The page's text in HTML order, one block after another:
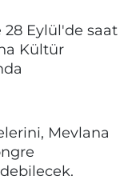
28 Eylül'de saat
Kültür
Mevlana